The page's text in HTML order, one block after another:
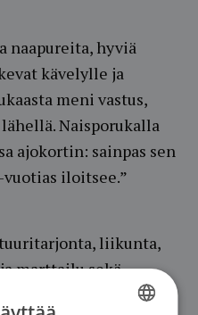
naapureita, hyviä
kävelylle ja
meni vastus,
Naisporukalla
ajokortin: sainpas sen
iloitsee.”
liikunta,
marttailu sekä